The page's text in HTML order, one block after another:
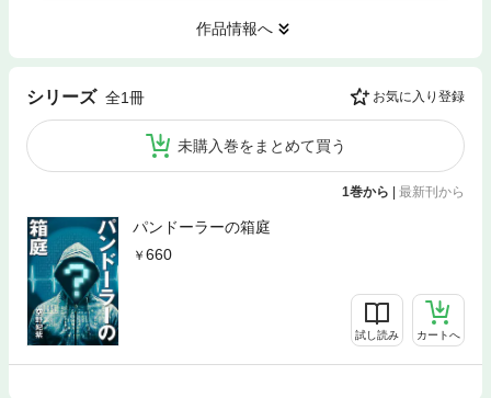
作品情報へ
シリーズ 全1冊 お気に入り登録
未購入巻をまとめて買う
1巻から | 最新刊から
パンドーラーの箱庭
660
試し読み カートへ